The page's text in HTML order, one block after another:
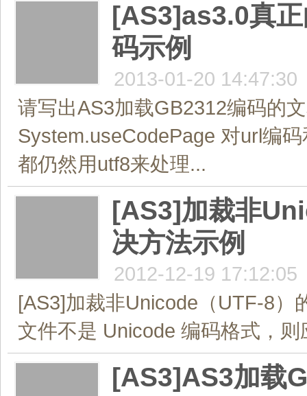
[AS3]as3.0真
码示例
2013-01-20 14:47:30
请写出AS3加载GB2312编码的
System.useCodePage 对url编
都仍然用utf8来处理...
[AS3]加裁非
决方法示例
2012-12-19 17:12:05
[AS3]加裁非Unicode（UTF-8）
文件不是 Unicode 编码格式，
[AS3]AS3加载